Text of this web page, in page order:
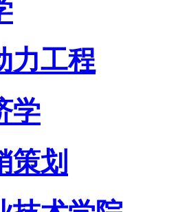
力工程
学
策划